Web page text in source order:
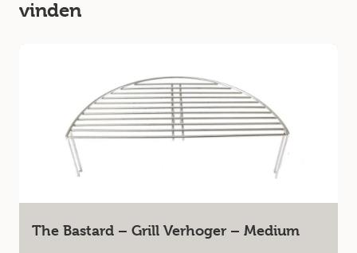
vinden
The Bastard – Grill Verhoger – Medium